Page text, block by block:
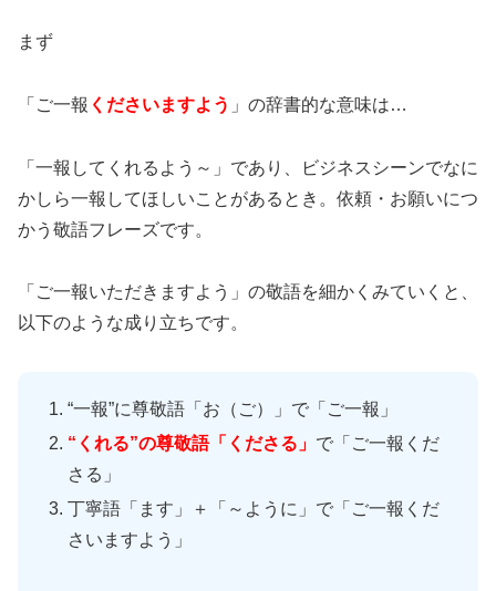
まず
「ご一報 くださいますよう 」の辞書的な意味は…
「一報してくれるよう～」であり、ビジネスシーンでなに
かしら一報してほしいことがあるとき。依頼・お願いにつ
かう敬語フレーズです。
「ご一報いただきますよう」の敬語を細かくみていくと、
以下のような成り立ちです。
“一報”に尊敬語「お（ご）」で「ご一報」
“くれる”の尊敬語「くださる」 で「ご一報くだ
さる」
丁寧語「ます」＋「～ように」で「ご一報くだ
さいますよう」